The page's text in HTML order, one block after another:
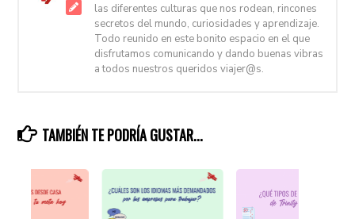
las diferentes culturas que nos rodean, rincones
secretos del mundo, curiosidades y aprendizaje.
Todo reunido en este bonito espacio en el que
disfrutamos comunicando y dando buenas vibras
a todos nuestros queridos viajer@s.
TAMBIÉN TE PODRÍA GUSTAR...